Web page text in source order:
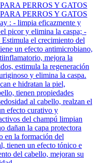
PERROS Y GATOS
PERROS Y GATOS
: - limpia eficazmente y
picor y elimina la caspa; -
el crecimiento del
un efecto antimicrobiano,
mejora la
estimula la regeneración
y elimina la caspa.
e hidratan la piel,
tienen propiedades
al cabello, realzan el
efecto curativo y
del champú limpian
dañan la capa protectora
en la formación del
tienen un efecto tónico e
del cabello, mejoran su